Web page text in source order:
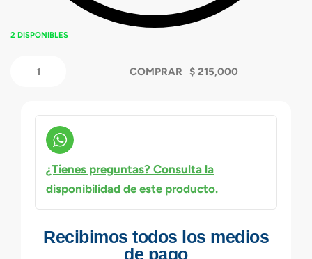
2 DISPONIBLES
COMPRAR
¿Tienes preguntas? Consulta la
disponibilidad de este producto.
Recibimos todos los medios
de pago